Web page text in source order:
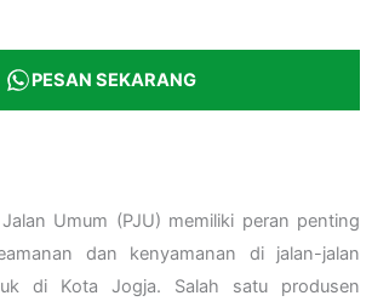
PESAN SEKARANG
Umum (PJU) memiliki peran penting
dan kenyamanan di jalan-jalan
di Kota Jogja. Salah satu produsen